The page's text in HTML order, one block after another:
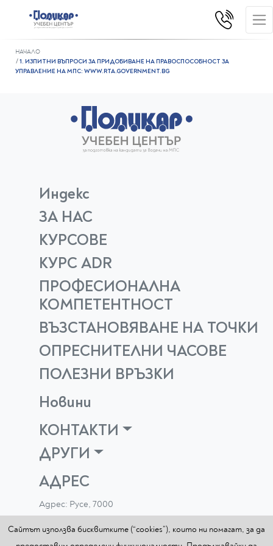
НАЧАЛО
1. ИЗПИТНИ ВЪПРОСИ ЗА ПРИДОБИВАНЕ НА ПРАВОСПОСОБНОСТ ЗА
УПРАВЛЕНИЕ НА МПС: WWW.RTA.GOVERNMENT.BG
Сайтът използва бисквитките (“cookies”), които ни помагат, за да
Индекс
ЗА НАС
КУРСОВЕ
КУРС ADR
ПРОФЕСИОНАЛНА
КОМПЕТЕНТНОСТ
ВЪЗСТАНОВЯВАНЕ НА ТОЧКИ
ОПРЕСНИТЕЛНИ ЧАСОВЕ
ПОЛЕЗНИ ВРЪЗКИ
Новини
КОНТАКТИ
ДРУГИ
АДРЕС
Адрес: Русе, 7000
0896 772 332